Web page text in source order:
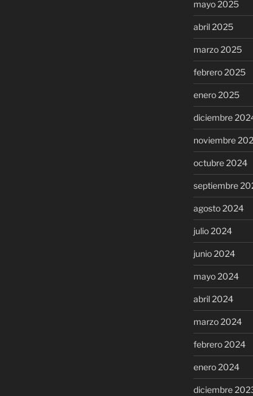
mayo 2025
abril 2025
marzo 2025
febrero 2025
enero 2025
diciembre
noviembre
octubre 2024
septiembre
agosto 2024
julio 2024
junio 2024
mayo 2024
abril 2024
marzo 2024
febrero 2024
enero 2024
diciembre